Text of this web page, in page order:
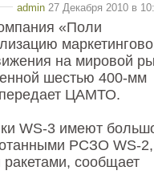
admin 27 Декабря 2010 в
«Поли
на мировой
шестью 400-мм
ЦАМТО.
WS-3 имеют
РСЗО WS-2,
сообщает